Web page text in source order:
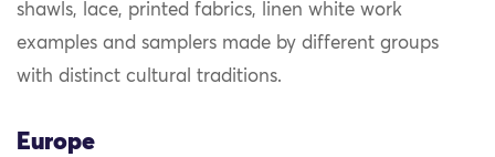
shawls, lace, printed fabrics, linen white work
examples and samplers made by different groups
with distinct cultural traditions.
Europe